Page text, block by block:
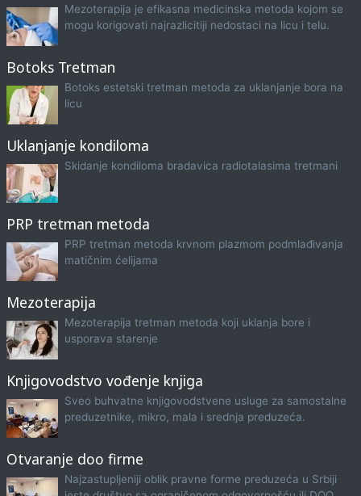
Mezoterapija je efikasna medicinska metoda kojom se
mogu korigovati najrazlicitiji nedostaci na licu i telu.
Botoks Tretman
Botoks estetski tretman metoda za uklanjanje bora na
licu
Uklanjanje kondiloma
Skidanje kondiloma bradavica radiotalasima tretmani
PRP tretman metoda
PRP tretman metoda krvnom plazmom podmlađivanja
matičnim ćelijama
Mezoterapija
Mezoterapija tretman metoda koji uklanja bore i
usporava starenje
Knjigovodstvo vođenje knjiga
Sveo buhvatne knjigovodstvene usluge za samostalne
preduzetnike, mikro, mala i srednja preduzeća.
Otvaranje doo firme
Najzastupljeniji oblik pravne forme preduzeća u Srbiji